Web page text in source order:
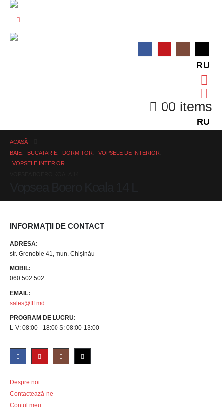
RU
00 items
RU
ACASĂ
BAIE
BUCATARIE DORMITOR VOPSELE DE INTERIOR
VOPSELE INTERIOR
INFORMAȚII DE CONTACT
ADRESA:
str. Grenoble 41, mun. Chișinău
MOBIL:
060 502 502
EMAIL:
sales@fff.md
PROGRAM DE LUCRU:
L-V: 08:00 - 18:00 S: 08:00-13:00
Despre noi
Contactează-ne
Contul meu